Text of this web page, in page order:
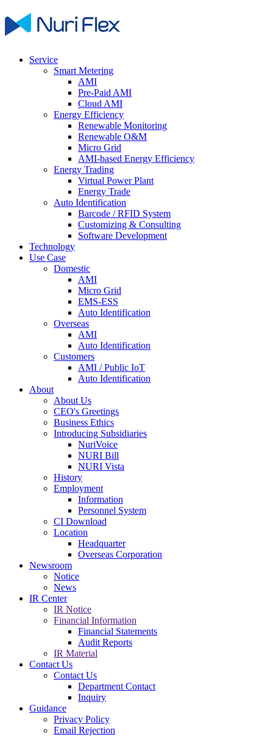
Service
Smart Metering
AMI
Pre-Paid AMI
Cloud AMI
Energy Efficiency
Renewable Monitoring
Renewable O&M
Micro Grid
AMI-based Energy Efficiency
Energy Trading
Virtual Power Plant
Energy Trade
Auto Identification
Barcode / RFID System
Customizing & Consulting
Software Development
Technology
Use Case
Domestic
AMI
Micro Grid
EMS-ESS
Auto Identification
Overseas
AMI
Auto Identification
Customers
AMI / Public IoT
Auto Identification
About
About Us
CEO's Greetings
Business Ethics
Introducing Subsidiaries
NuriVoice
NURI Bill
NURI Vista
History
Employment
Information
Personnel System
CI Download
Location
Headquarter
Overseas Corporation
Newsroom
Notice
News
IR Center
IR Notice
Financial Information
Financial Statements
Audit Reports
IR Material
Contact Us
Contact Us
Department Contact
Inquiry
Guidance
Privacy Policy
Email Rejection